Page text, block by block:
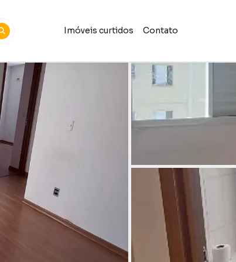
Imóveis curtidos Contato